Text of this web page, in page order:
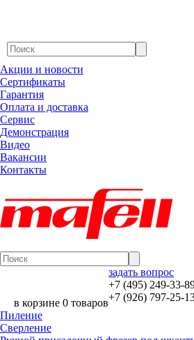
Акции и новости
Сертификаты
Гарантия
Оплата и доставка
Сервис
Демонстрация
Видео
Вакансии
Контакты
в корзине 0 товаров
задать вопрос
+7 (495) 249-33-
+7 (926) 797-25-
Пиление
Сверление